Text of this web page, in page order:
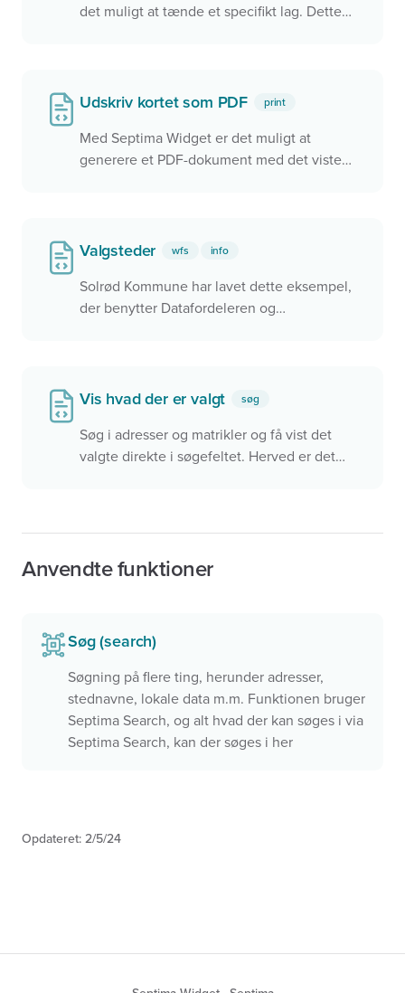
det muligt at tænde et specifikt lag. Dette
Udskriv kortet som PDF print
Med Septima Widget er det muligt at
generere et PDF-dokument med det viste
Valgsteder wfs info
Solrød Kommune har lavet dette eksempel,
der benytter Datafordeleren og
Vis hvad der er valgt søg
Søg i adresser og matrikler og få vist det
valgte direkte i søgefeltet. Herved er det
Anvendte funktioner
Søg (search)
Søgning på flere ting, herunder adresser,
stednavne, lokale data m.m. Funktionen bruger
Septima Search, og alt hvad der kan søges i via
Septima Search, kan der søges i her
Opdateret: 2/5/24